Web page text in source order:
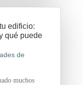
edificio:
qué puede
de
muchos